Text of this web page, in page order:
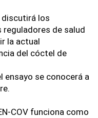
discutirá los
de salud
la actual
del cóctel de
ensayo se conocerá a
COV funciona como